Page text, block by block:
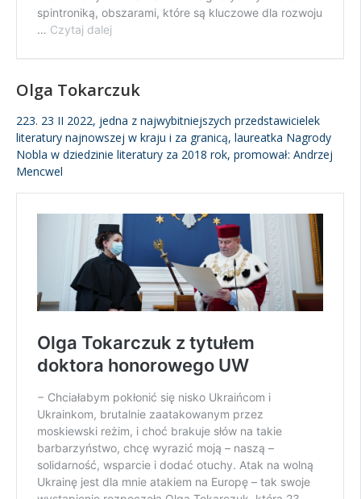
Olga Tokarczuk
223. 23 II 2022, jedna z najwybitniejszych przedstawicielek
literatury najnowszej w kraju i za granicą, laureatka Nagrody
Nobla w dziedzinie literatury za 2018 rok, promował: Andrzej
Mencwel